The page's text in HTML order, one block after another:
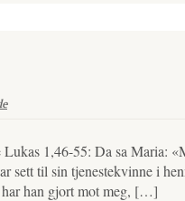
1,46-55: Da sa Maria:
sett til sin tjenestekvinne i
har han gjort mot meg, […]